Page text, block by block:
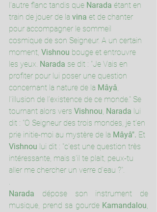
l’autre flanc tandis que Narada étant en
train de jouer de la vina et de chanter
pour accompagner le sommeil
cosmique de son Seigneur. A un certain
moment, Vishnou bouge et entrouvre
les yeux. Narada se dit : "Je Vais en
profiter pour lui poser une question
concernant la nature de la Mâyâ,
l’illusion de l’existence de ce monde." Se
tournant alors vers Vishnou, Narada lui
dit : "O Seigneur des trois mondes, je t’en
prie initie-moi au mystère de la Mâyâ". Et
Vishnou lui dit : "c’est une question très
intéressante, mais s'il te plait, peux-tu
aller me chercher un verre d'eau ?".
.
Narada dépose son instrument de
musique, prend sa gourde Kamandalou,